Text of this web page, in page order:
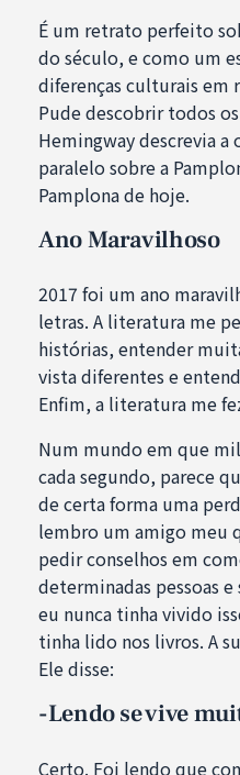
É um retrato perfeito
do século, e como um
diferenças culturais em
Pude descobrir todos
Hemingway descrevia
paralelo sobre a
Pamplona de hoje.
Ano Maravilhoso
2017 foi um ano
letras. A literatura me
histórias, entender
vista diferentes e
Enfim, a literatura me
Num mundo em que
cada segundo, parece
de certa forma uma
lembro um amigo meu
pedir conselhos em
determinadas pessoas
eu nunca tinha vivido
tinha lido nos livros. A
Ele disse:
-Lendo se vive
Certo. Foi lendo que